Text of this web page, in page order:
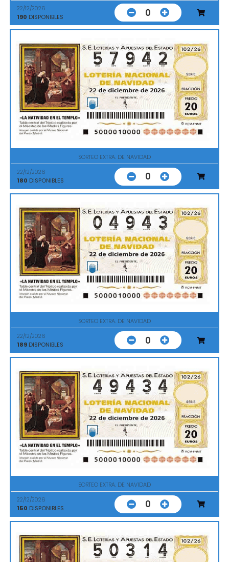
22/12/2026
190 DISPONIBLES 0
SORTEO EXTRA. DE NAVIDAD
22/12/2026
180 DISPONIBLES 0
SORTEO EXTRA. DE NAVIDAD
22/12/2026
189 DISPONIBLES 0
SORTEO EXTRA. DE NAVIDAD
22/12/2026
150 DISPONIBLES 0